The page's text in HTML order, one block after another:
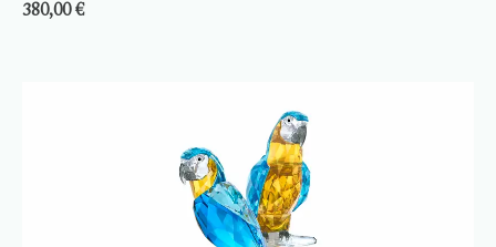
380,00€